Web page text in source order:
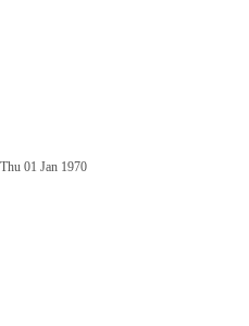
Thu 01 Jan 1970